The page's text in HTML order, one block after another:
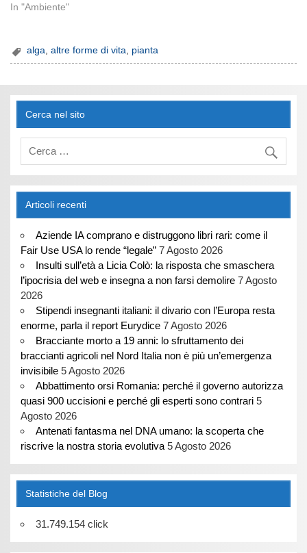
In "Ambiente"
alga,altre forme di vita, pianta
Cerca nel sito
Articoli recenti
Aziende IA comprano e distruggono libri rari: come il
Fair Use USA lo rende “legale” 7 Agosto 2026
Insulti sull’età a Licia Colò: la risposta che smaschera
l’ipocrisia del web e insegna a non farsi demolire 7 Agosto
2026
Stipendi insegnanti italiani: il divario con l’Europa resta
enorme, parla il report Eurydice 7 Agosto 2026
Bracciante morto a 19 anni: lo sfruttamento dei
braccianti agricoli nel Nord Italia non è più un’emergenza
invisibile 5 Agosto 2026
Abbattimento orsi Romania: perché il governo autorizza
quasi 900 uccisioni e perché gli esperti sono contrari 5
Agosto 2026
Antenati fantasma nel DNA umano: la scoperta che
riscrive la nostra storia evolutiva 5 Agosto 2026
Statistiche del Blog
31.749.154 click